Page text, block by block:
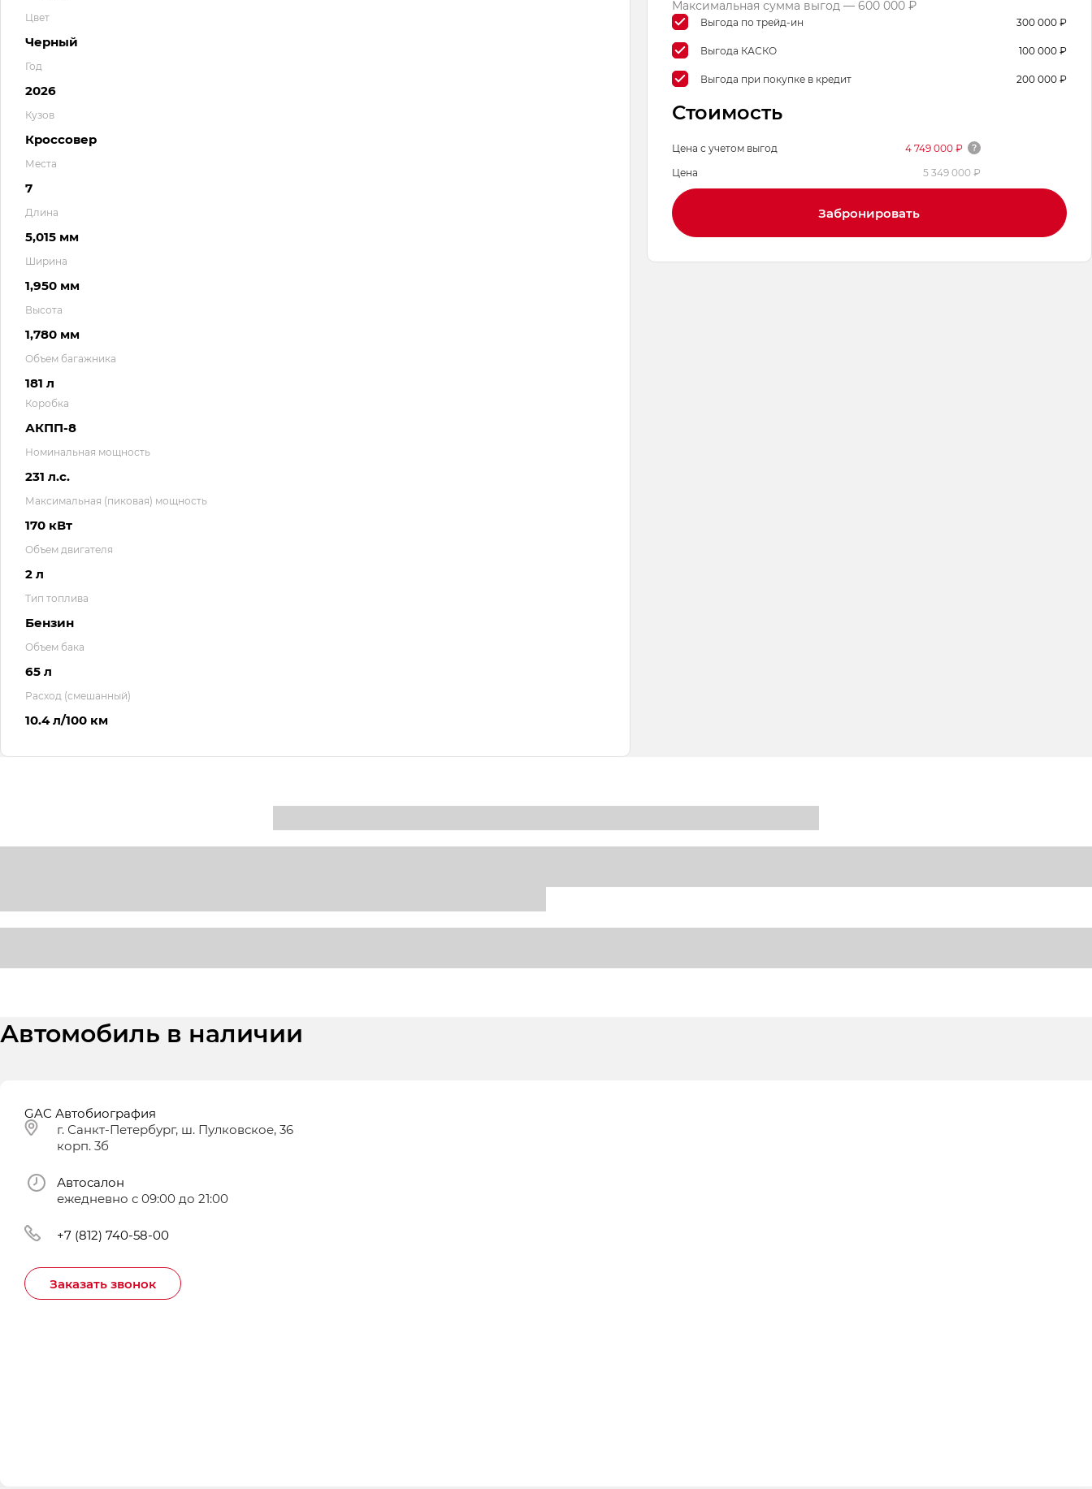
Цвет
Черный
Год
2026
Кузов
Кроссовер
Места
7
Длина
5,015 мм
Ширина
1,950 мм
Высота
1,780 мм
Объем багажника
181 л
Коробка
АКПП-8
Номинальная мощность
231 л.с.
Максимальная (пиковая) мощность
170 кВт
Объем двигателя
2 л
Тип топлива
Бензин
Объем бака
65 л
Расход (смешанный)
10.4 л/100 км
Максимальная сумма выгод — 600 000 ₽
Выгода по трейд-ин 300 000 ₽
Выгода КАСКО 100 000 ₽
Выгода при покупке в кредит 200 000 ₽
Стоимость
Цена с учетом выгод
4 749 000 ₽
Цена
5 349 000 ₽
Забронировать
Автомобиль в наличии
GAC Автобиография
г. Санкт-Петербург, ш. Пулковское, 36
корп. 3б
Автосалон
ежедневно с 09:00 до 21:00
+7 (812) 740-58-00
Заказать звонок